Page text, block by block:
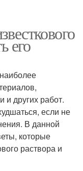
его
и других работ.
если не
В данной
которые
раствора и